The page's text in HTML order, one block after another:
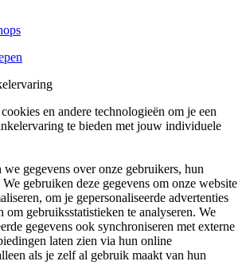
en andere technologieën om je een
te bieden met jouw individuele
gegevens over onze gebruikers, hun
We gebruiken deze gegevens om onze website
om je gepersonaliseerde advertenties
om gebruiksstatistieken te analyseren. We
gegevens ook synchroniseren met externe
laten zien via hun online
als je zelf al gebruik maakt van hun